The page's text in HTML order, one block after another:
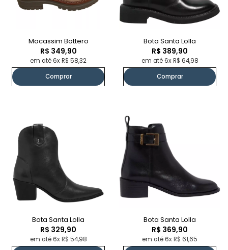
Mocassim Bottero
R$ 349,90
em até 6x R$ 58,32
Comprar
Bota Santa Lolla
R$ 389,90
em até 6x R$ 64,98
Comprar
Bota Santa Lolla
R$ 329,90
em até 6x R$ 54,98
Bota Santa Lolla
R$ 369,90
em até 6x R$ 61,65